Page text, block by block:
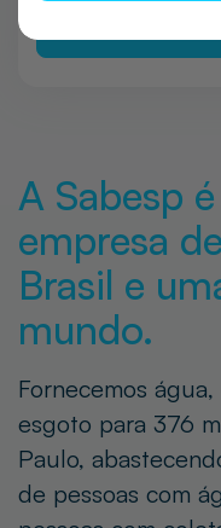
A Sabesp
empresa
Brasil e
mundo.
Fornecemos
esgoto para 376
Paulo,
de pessoas com